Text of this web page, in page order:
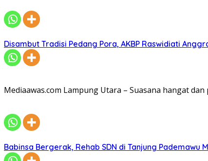
Disambut Tradisi Pedang Pora, AKBP Raswidiati
Mediaawas.com Lampung Utara – Suasana hangat
Babinsa Bergerak, Rehab SDN di Tanjung Pademawu